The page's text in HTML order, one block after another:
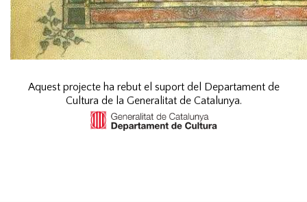
Aquest projecte ha rebut el suport del Departament de
Cultura de la Generalitat de Catalunya.